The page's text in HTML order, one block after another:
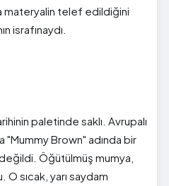
materyalin telef edildiğini
israfınaydı.
paletinde saklı. Avrupalı
"Mummy Brown" adında bir
Öğütülmüş mumya,
O sıcak, yarı saydam